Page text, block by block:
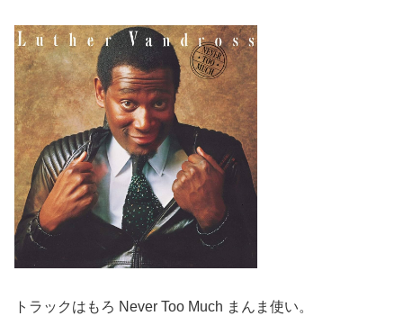
トラックはもろ Never Too Much まんま使い。